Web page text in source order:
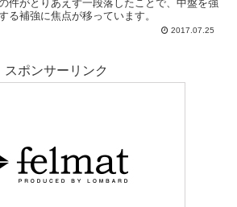
件がとりあえず一段落したことで、中盤を強
る補強に焦点が移っています。
2017.07.25
スポンサーリンク